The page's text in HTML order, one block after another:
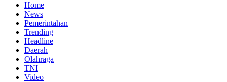
Home
News
Pemerintahan
Trending
Headline
Daerah
Olahraga
TNI
Video